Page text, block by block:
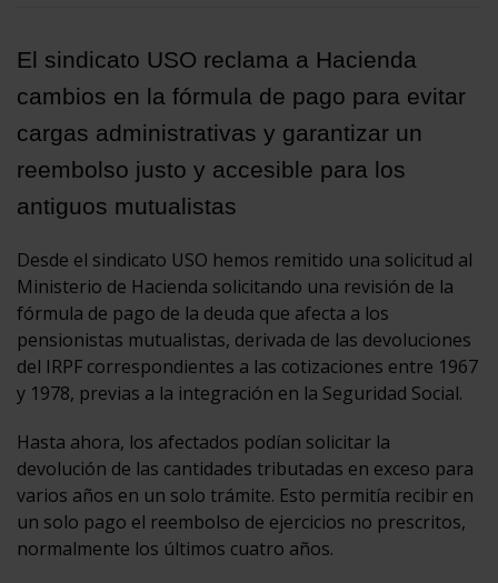
El sindicato USO reclama a Hacienda
cambios en la fórmula de pago para evitar
cargas administrativas y garantizar un
reembolso justo y accesible para los
antiguos mutualistas
Desde el sindicato USO hemos remitido una solicitud al
Ministerio de Hacienda solicitando una revisión de la
fórmula de pago de la deuda que afecta a los
pensionistas mutualistas, derivada de las devoluciones
del IRPF correspondientes a las cotizaciones entre 1967
y 1978, previas a la integración en la Seguridad Social.
Hasta ahora, los afectados podían solicitar la
devolución de las cantidades tributadas en exceso para
varios años en un solo trámite. Esto permitía recibir en
un solo pago el reembolso de ejercicios no prescritos,
normalmente los últimos cuatro años.